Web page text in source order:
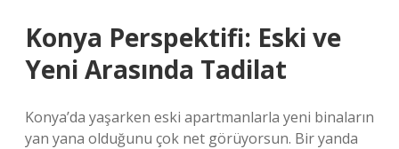
Konya Perspektifi: Eski ve
Yeni Arasında Tadilat
Konya’da yaşarken eski apartmanlarla yeni binaların
yan yana olduğunu çok net görüyorsun. Bir yanda